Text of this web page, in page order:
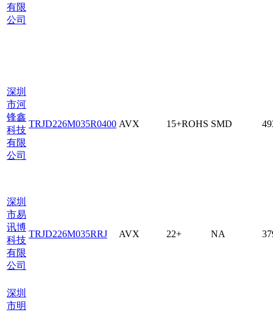
有限
公司
深圳
市河
锋鑫
科技
有限
公司
TRJD226M035R0400 AVX 15+ROHS SMD
深圳
市易
讯博
科技
有限
公司
TRJD226M035RRJ AVX 22+ NA
深圳
市明